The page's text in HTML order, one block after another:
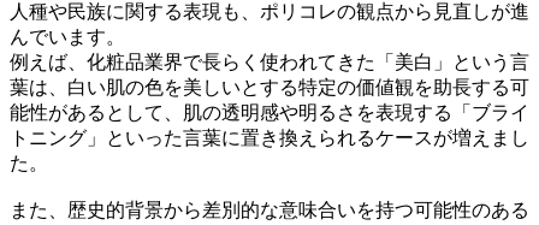
人種や民族に関する表現も、ポリコレの観点から見直しが進
んでいます。
例えば、化粧品業界で長らく使われてきた「美白」という言
葉は、白い肌の色を美しいとする特定の価値観を助長する可
能性があるとして、肌の透明感や明るさを表現する「ブライ
トニング」といった言葉に置き換えられるケースが増えまし
た。
また、歴史的背景から差別的な意味合いを持つ可能性のある